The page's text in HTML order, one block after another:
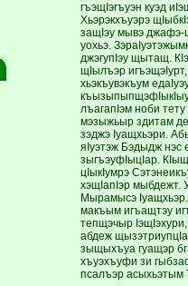
гъэщIэгъуэн куэд
Хьэрэкхъуэрэ
защIэу мывэ джафэ-
уохьэ.
джэгупIэу щытащ.
щIылъэр
хьэкъувэкъум
лъагапIэм ноби
мэзыжьыр здитам
зэджэ Iуащхьэри.
яIуэтэж Бэдыдж нэс
зыгъэуфIыцIар.
цIыкIумрэ
хэщIапIэр мыбдежт.
Мырамысэ
макъым игъащтэу
тепщэчыр
абдеж
зыщыхъуа гуащэр
хъуэхъуфи зи
псалъэр